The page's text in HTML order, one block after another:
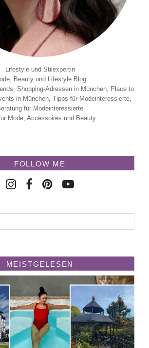
Lifestyle und Stilexpertin
Beauty und Lifestyle Blog
Shopping-Adressen in München, Place to
in München, Tipps für Modeinteressierte,
für Modeinteressierte
Mode, Accessoires und Beauty
FOLLOW ME
MEISTGELESEN